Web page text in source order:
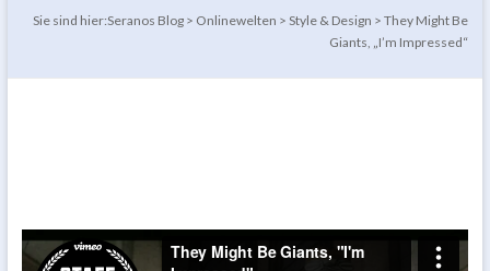
Sie sind hier:Seranos Blog > Onlinewelten >Style & Design >They Might Be
Giants, „I’m Impressed“